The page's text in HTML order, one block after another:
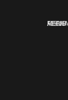
MENU
ABRIR